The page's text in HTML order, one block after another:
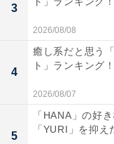
西武新宿線で高田
駅停車しか利用で
1度途中下車し急
にはコンビニやス
宅街のためそこま
かな生活がしたい
3
2026/08/08
4
癒し系だと思う
ト」ランキング
2026/08/07
5
「HANA」の好
「YURI」を抑え